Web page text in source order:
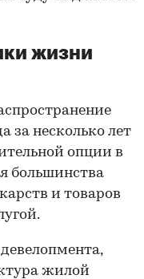
жизни
за несколько лет
опции в
большинства
и товаров
жилой